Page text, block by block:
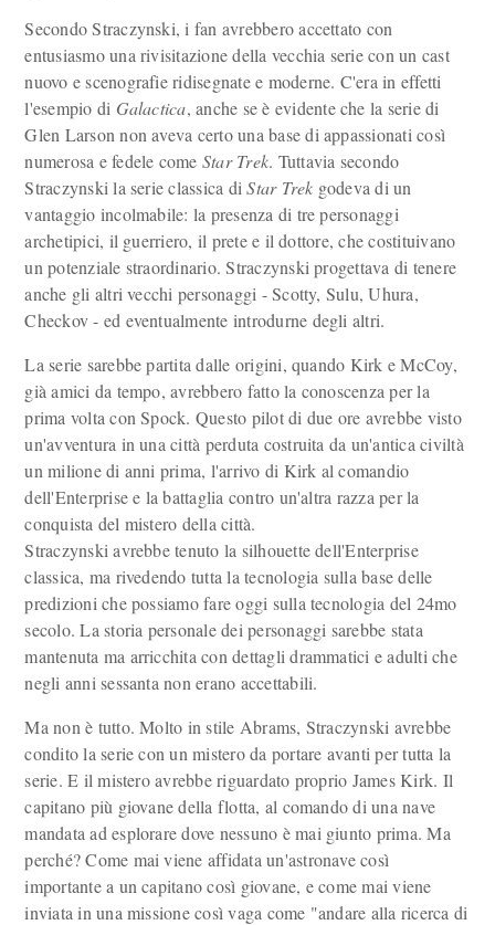
Secondo Straczynski, i fan avrebbero accettato con
entusiasmo una rivisitazione della vecchia serie con un cast
nuovo e scenografie ridisegnate e moderne. C'era in effetti
l'esempio di Galactica, anche se è evidente che la serie di
Glen Larson non aveva certo una base di appassionati così
numerosa e fedele come Star Trek. Tuttavia secondo
Straczynski la serie classica diStar Trek godeva di un
vantaggio incolmabile: la presenza di tre personaggi
archetipici, il guerriero, il prete e il dottore, che costituivano
un potenziale straordinario. Straczynski progettava di tenere
anche gli altri vecchi personaggi - Scotty, Sulu, Uhura,
Checkov - ed eventualmente introdurne degli altri.
La serie sarebbe partita dalle origini, quando Kirk e McCoy,
già amici da tempo, avrebbero fatto la conoscenza per la
prima volta con Spock. Questo pilot di due ore avrebbe visto
un'avventura in una città perduta costruita da un'antica civiltà
un milione di anni prima, l'arrivo di Kirk al comandio
dell'Enterprise e la battaglia contro un'altra razza per la
conquista del mistero della città.
Straczynski avrebbe tenuto la silhouette dell'Enterprise
classica, ma rivedendo tutta la tecnologia sulla base delle
predizioni che possiamo fare oggi sulla tecnologia del 24mo
secolo. La storia personale dei personaggi sarebbe stata
mantenuta ma arricchita con dettagli drammatici e adulti che
negli anni sessanta non erano accettabili.
Ma non è tutto. Molto in stile Abrams, Straczynski avrebbe
condito la serie con un mistero da portare avanti per tutta la
serie. E il mistero avrebbe riguardato proprio James Kirk. Il
capitano più giovane della flotta, al comando di una nave
mandata ad esplorare dove nessuno è mai giunto prima. Ma
perché? Come mai viene affidata un'astronave così
importante a un capitano così giovane, e come mai viene
inviata in una missione così vaga come "andare alla ricerca di